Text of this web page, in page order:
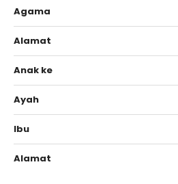
Agama
Alamat
Anak ke
Ayah
Ibu
Alamat